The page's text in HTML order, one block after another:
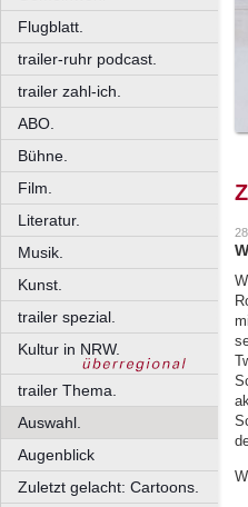
Flugblatt.
trailer-ruhr podcast.
trailer zahl-ich.
ABO.
Bühne.
Film.
Literatur.
Musik.
Kunst.
trailer spezial.
Kultur in NRW.
trailer Thema.
Auswahl.
Augenblick
Zuletzt gelacht: Cartoons.